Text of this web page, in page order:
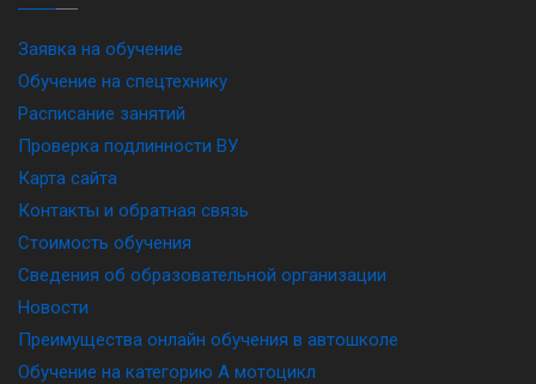
Заявка на обучение
Обучение на спецтехнику
Расписание занятий
Проверка подлинности ВУ
Карта сайта
Контакты и обратная связь
Стоимость обучения
Сведения об образовательной организации
Новости
Преимущества онлайн обучения в автошколе
Обучение на категорию A мотоцикл